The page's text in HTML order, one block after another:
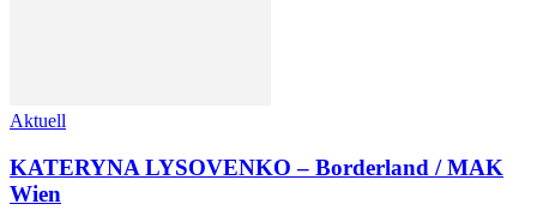
Aktuell
KATERYNA LYSOVENKO – Borderland / MAK
Wien